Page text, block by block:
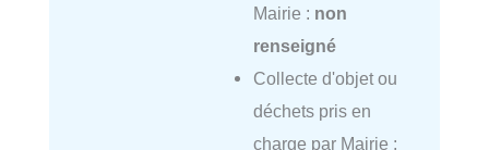
Mairie : non
renseigné
Collecte d'objet ou
déchets pris en
charge par Mairie :